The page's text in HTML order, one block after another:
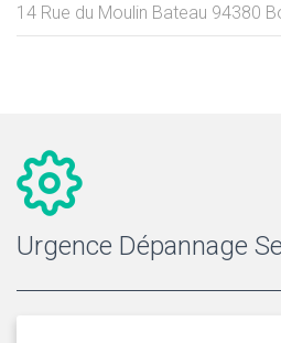
14 Rue du Moulin Bateau 94380
Urgence Dépannage